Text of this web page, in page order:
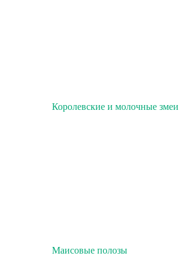
Королевские и молочные змеи
Маисовые полозы